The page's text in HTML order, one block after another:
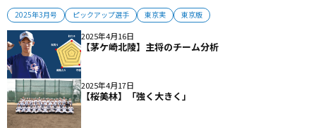
2025年3月号 ピックアップ選手 東京実 東京版
2025年4月16日
【茅ケ崎北陵】主将のチーム分析
2025年4月17日
【桜美林】「強く大きく」